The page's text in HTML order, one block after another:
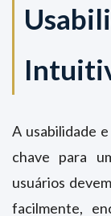
A usabilidade
chave para
usuários
facilmente,